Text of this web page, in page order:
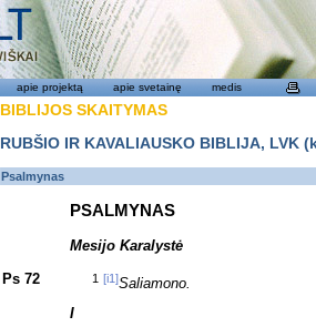
apie projektą apie svetainę medis
BIBLIJOS SKAITYMAS
RUBŠIO IR KAVALIAUSKO BIBLIJA,
Psalmynas
PSALMYNAS
Mesijo Karalystė
Ps 72 1 [i1]Saliamono.
I